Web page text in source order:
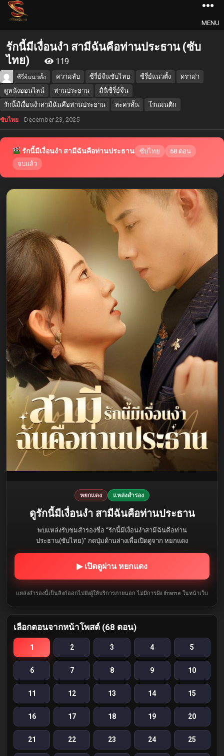
MENU
รักนี้มีเงื่อนงำ สามีฉันคือท่านประธาน (ซับ
ไทย)
119
ซีรี่ย์แนวตั้ง ความลับ ซีรี่ย์จีนซับไทย ซีรี่ย์แนวตั้ง
ดราม่า
ดูหนังออนไลน์
ท่านประธาน
มินิซีรี่ย์จีน
รักนี้มีเงื่อนงำสามีฉันคือท่านประธาน
ละครสั้น โรแมนติก
ซับไทย December 23, 2025
รักนี้มีเงื่อนงำ สามีฉันคือท่านประธาน ซับไทย
68 ตอน
จบแล้ว
หยกแดง แหล่งสำรอง
ดูรักนี้มีเงื่อนงำ สามีฉันคือท่านประธาน
พบแหล่งรับชมสำรองชื่อ “รักนี้มีเงื่อนงำสามีฉันคือท่าน
ประธาน(ซับไทย)” กดปุ่มด้านล่างเพื่อเปิดดูจาก หยกแดง
▶ เปิดดูผ่าน หยกแดง
แหล่งสำรองนี้เป็นลิงก์ออกไปยังผู้ให้บริการภายนอก ไม่มีการฝัง iframe ในหน้าเว็บ
เลือกตอนจากหน้าโพสต์ (68 ตอน)
1 2 3 4 5
6 7 8 9 10
11 12 13 14 15
16 17 18 19 20
21 22 23 24 25